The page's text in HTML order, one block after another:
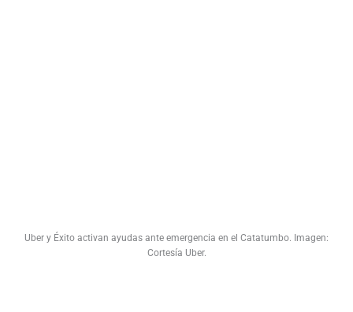
Uber y Éxito activan ayudas ante emergencia en el Catatumbo. Imagen:
Cortesía Uber.